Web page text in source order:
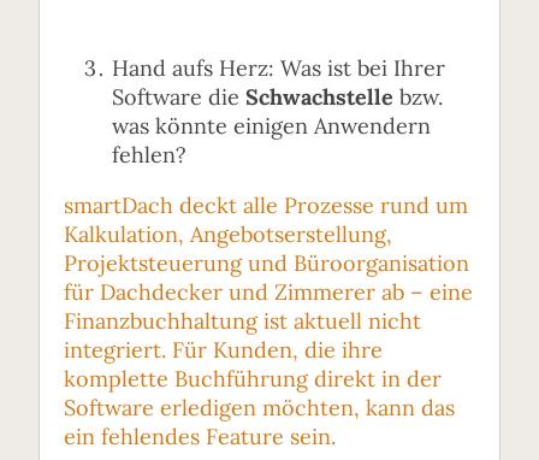
Hand aufs Herz: Was ist bei Ihrer
Software die Schwachstelle bzw.
was könnte einigen Anwendern
fehlen?
smartDach deckt alle Prozesse rund um
Kalkulation, Angebotserstellung,
Projektsteuerung und Büroorganisation
für Dachdecker und Zimmerer ab – eine
Finanzbuchhaltung ist aktuell nicht
integriert. Für Kunden, die ihre
komplette Buchführung direkt in der
Software erledigen möchten, kann das
ein fehlendes Feature sein.